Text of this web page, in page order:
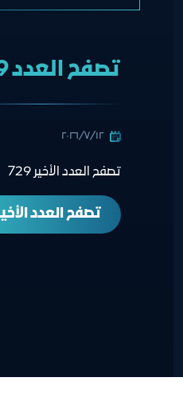
تصفح العدد 729
١٢‏/٧‏/٢٠٢٦
تصفح العدد الأخير 729
تصفح العدد